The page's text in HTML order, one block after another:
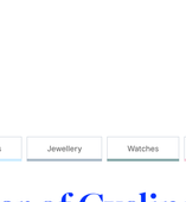
sotto controllo! Uso
che il loro sistema di